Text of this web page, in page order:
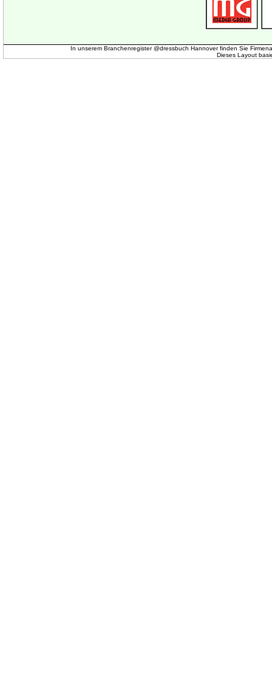
In unserem Branchenregister @dressbuch Hannover finden Sie
Dieses Layout